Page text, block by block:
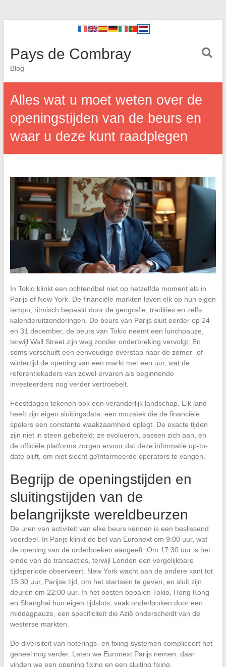
Pays de Combray
Blog
Alles wat u moet weten over de
openingstijden van de beurs en
waar u deze kunt raadplegen
In Tokio klinkt een ochtendbel niet op hetzelfde moment als in
Parijs of New York. De financiële markten leven elk op hun eigen
tempo, ritmisch bepaald door de geografie, tradities en zelfs
kalenderuitzonderingen. De beurs van Parijs sluit eerder op 24
en 31 december, de beurs van Tokio neemt een lunchpauze,
terwijl Wall Street zijn weg zonder onderbreking vervolgt. En
soms verschuift een eenvoudige overstap naar de zomer- of
wintertijd de opening van een markt met een uur, wat de
referentiekaders van zowel ervaren als beginnende
investeerders nog verder vertroebelt.
Feestdagen tekenen ook een veranderlijk landschap. Elk land
heeft zijn eigen sluitingsdata: een mozaïek die de financiële
spelers een constante waakzaamheid oplegt. De exacte tijden
zijn niet in steen gebeiteld; ze evolueren, passen zich aan, en
de officiële platforms zorgen ervoor dat deze informatie up-to-
date blijft, om niet slecht geïnformeerde operators te vangen.
Begrijp de openingstijden en
sluitingstijden van de
belangrijkste wereldbeurzen
De uren van activiteit van elke beurs kennen is een beslissend
voordeel. In Parijs klinkt de bel van Euronext om 9:00 uur, wat
de opening van de orderboeken aangeeft. Om 17:30 uur is het
einde van de transacties, terwijl Londen een vergelijkbare
tijdsperiode observeert. New York wacht aan de andere kant tot
15:30 uur, Parijse tijd, om het startsein te geven, en sluit zijn
deuren om 22:00 uur. In het oosten bepalen Tokio, Hong Kong
en Shanghai hun eigen tijdslots, vaak onderbroken door een
middagpauze, een specificiteit die Azië onderscheidt van de
westerse markten.
De diversiteit van noterings- en fixing-systemen compliceert het
geheel nog verder. Laten we Euronext Parijs nemen: daar
vinden we een opening fixing en een sluiting fixing,